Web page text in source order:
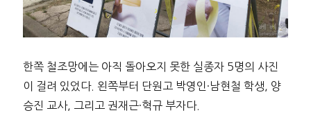
한쪽 철조망에는 아직 돌아오지 못한 실종자 5명의 사진
이 걸려 있었다. 왼쪽부터 단원고 박영인·남현철 학생, 양
승진 교사, 그리고 권재근·혁규 부자다.